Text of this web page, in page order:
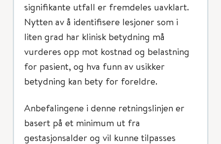
signifikante utfall er fremdeles uavklart.
Nytten av å identifisere lesjoner som i
liten grad har klinisk betydning må
vurderes opp mot kostnad og belastning
for pasient, og hva funn av usikker
betydning kan bety for foreldre.
Anbefalingene i denne retningslinjen er
basert på et minimum ut fra
gestasjonsalder og vil kunne tilpasses